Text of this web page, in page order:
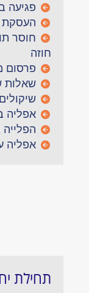
פגיעה
העסקת
חוסר
חוזה
פרסום
שאלות
אפליה
אפליה
תחילת